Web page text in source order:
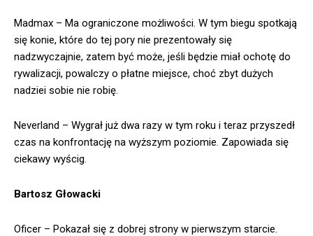
Madmax – Ma ograniczone możliwości. W tym biegu spotkają
się konie, które do tej pory nie prezentowały się
nadzwyczajnie, zatem być może, jeśli będzie miał ochotę do
rywalizacji, powalczy o płatne miejsce, choć zbyt dużych
nadziei sobie nie robię.
Neverland – Wygrał już dwa razy w tym roku i teraz przyszedł
czas na konfrontację na wyższym poziomie. Zapowiada się
ciekawy wyścig.
Bartosz Głowacki
Oficer – Pokazał się z dobrej strony w pierwszym starcie.